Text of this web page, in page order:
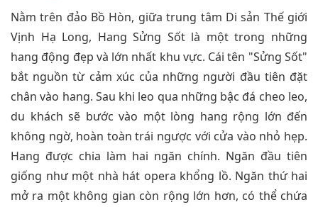
Nằm trên đảo Bồ Hòn, giữa trung tâm Di sản Thế giới
Vịnh Hạ Long, Hang Sửng Sốt là một trong những
hang động đẹp và lớn nhất khu vực. Cái tên "Sửng Sốt"
bắt nguồn từ cảm xúc của những người đầu tiên đặt
chân vào hang. Sau khi leo qua những bậc đá cheo leo,
du khách sẽ bước vào một lòng hang rộng lớn đến
không ngờ, hoàn toàn trái ngược với cửa vào nhỏ hẹp.
Hang được chia làm hai ngăn chính. Ngăn đầu tiên
giống như một nhà hát opera khổng lồ. Ngăn thứ hai
mở ra một không gian còn rộng lớn hơn, có thể chứa